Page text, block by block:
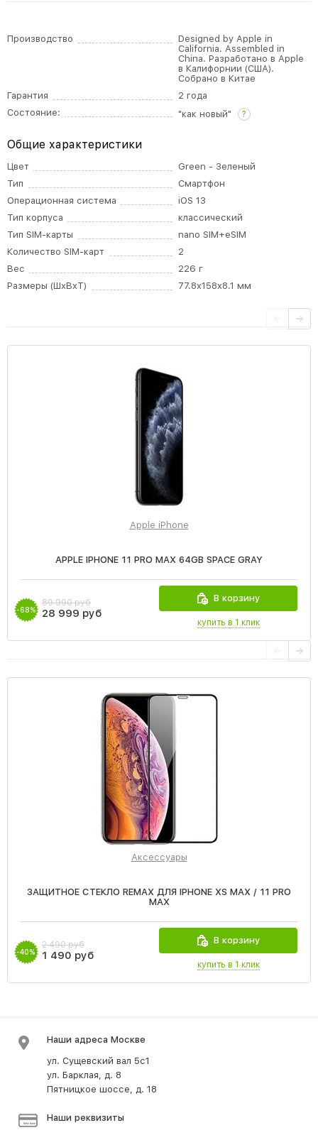
Производство
Designed by Apple in
California. Assembled in
China. Разработано в Apple
в Калифорнии (США).
Собрано в Китае
Гарантия
2 года
Состояние:
"как новый" ?
Общие характеристики
Цвет
Green - Зеленый
Тип
Смартфон
Операционная система
iOS 13
Тип корпуса
классический
Тип SIM-карты
nano SIM+eSIM
Количество SIM-карт
2
Вес
226 г
Размеры (ШxВxТ)
77.8x158x8.1 мм
Apple iPhone
APPLE IPHONE 11 PRO MAX 64GB SPACE GRAY
-68%
89 990 руб
28 999 руб
В корзину
купить в 1 клик
Аксессуары
ЗАЩИТНОЕ СТЕКЛО REMAX ДЛЯ IPHONE XS MAX / 11 PRO
MAX
-40%
2 490 руб
1 490 руб
В корзину
купить в 1 клик
Наши адреса Москве
ул. Сущевский вал 5с1
ул. Барклая, д. 8
Пятницкое шоссе, д. 18
Наши реквизиты